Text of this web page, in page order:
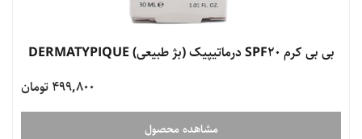
بی بی کرم SPF20 درماتیپیک (بژ طبیعی) DERMATYPIQUE
499,800 تومان
مشاهده محصول